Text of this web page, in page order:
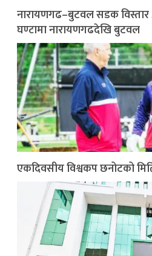
नारायणगढ–बुटवल सडक
घण्टामा नारायणगढदेखि बुटवल
एकदिवसीय विश्वकप छनोटको